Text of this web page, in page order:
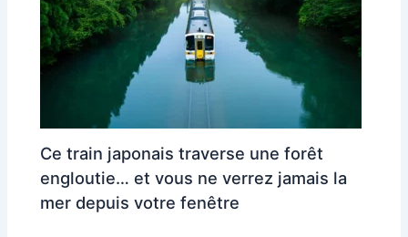
Ce train japonais traverse une forêt
engloutie… et vous ne verrez jamais la
mer depuis votre fenêtre